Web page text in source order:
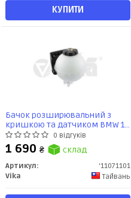
КУПИТИ
Бачок розширювальний з
кришкою та датчиком BMW 1,
2, 3, 4 (11-21) (11071101) VIKA
0 відгуків
1 690 ₴ склад
Артикул:
'11071101
Vika
Тайвань